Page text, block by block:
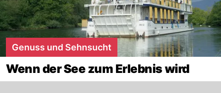
Genuss und Sehnsucht
Wenn der See zum Erlebnis wird